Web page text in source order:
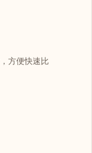
方便快速比